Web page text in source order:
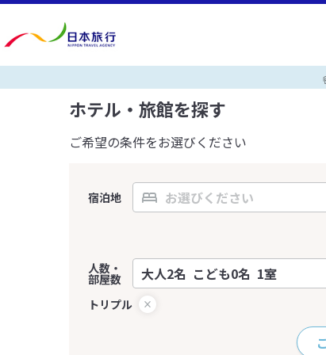
ホテル・旅館を探す
ご希望の条件をお選びください
宿泊地
人数・
部屋数
トリプル